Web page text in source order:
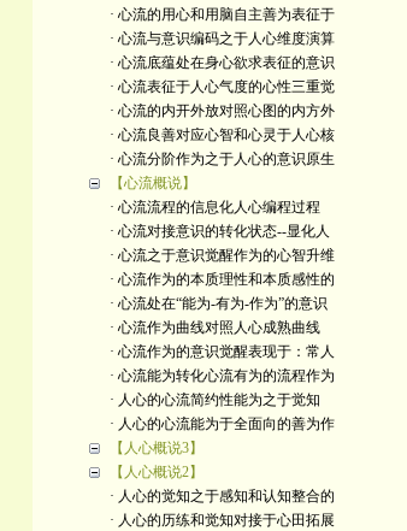
· 心流的用心和用脑自主善为表征于
· 心流与意识编码之于人心维度演算
· 心流底蕴处在身心欲求表征的意识
· 心流表征于人心气度的心性三重觉
· 心流的内开外放对照心图的内方外
· 心流良善对应心智和心灵于人心核
· 心流分阶作为之于人心的意识原生
【心流概说】
· 心流流程的信息化人心编程过程
· 心流对接意识的转化状态--显化人
· 心流之于意识觉醒作为的心智升维
· 心流作为的本质理性和本质感性的
· 心流处在“能为-有为-作为”的意识
· 心流作为曲线对照人心成熟曲线
· 心流作为的意识觉醒表现于：常人
· 心流能为转化心流有为的流程作为
· 人心的心流简约性能为之于觉知
· 人心的心流能为于全面向的善为作
【人心概说3】
【人心概说2】
· 人心的觉知之于感知和认知整合的
· 人心的历练和觉知对接于心田拓展